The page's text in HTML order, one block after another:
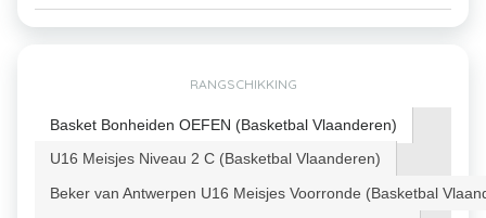
RANGSCHIKKING
Basket Bonheiden OEFEN (Basketbal Vlaanderen)
U16 Meisjes Niveau 2 C (Basketbal Vlaanderen)
Beker van Antwerpen U16 Meisjes Voorronde (Basketbal